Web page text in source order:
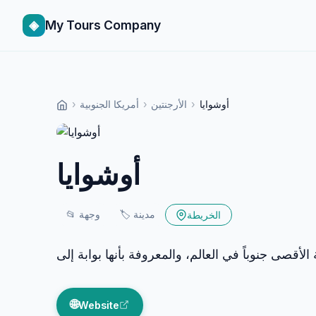
◈ My Tours Company
› أمريكا الجنوبية › الأرجنتين › أوشوايا
أوشوايا
📂 وجهة 🏷️ مدينة الخريطة
🌐Website